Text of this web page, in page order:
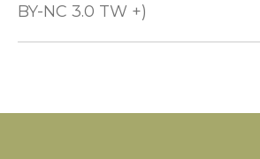
BY-NC 3.0 TW +)